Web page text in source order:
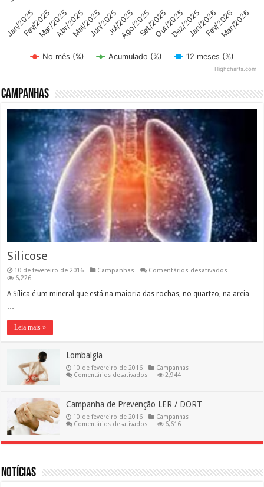
No mês (%) Acumulado (%) 12 meses (%)
Jan/2025Fev/2025Mar/2025Abr/2025Mai/2025Jun/2025Jul/2025Ago/2025Set/2025Out/2025Dez/2025Jan/2026Fev/2026Mar/2026
Highcharts.com
Campanhas
Silicose
10 de fevereiro de 2016 Campanhas Comentários desativados
6,226
A Sílica é um mineral que está na maioria das rochas, no quartzo, na areia
…
Leia mais »
Lombalgia
10 de fevereiro de 2016
Campanhas
Comentários desativadosem
2,944
Campanha de Prevenção LER / DORT
10 de fevereiro de 2016
Campanhas
Comentários desativadosem
Prevenção
6,616
Notícias